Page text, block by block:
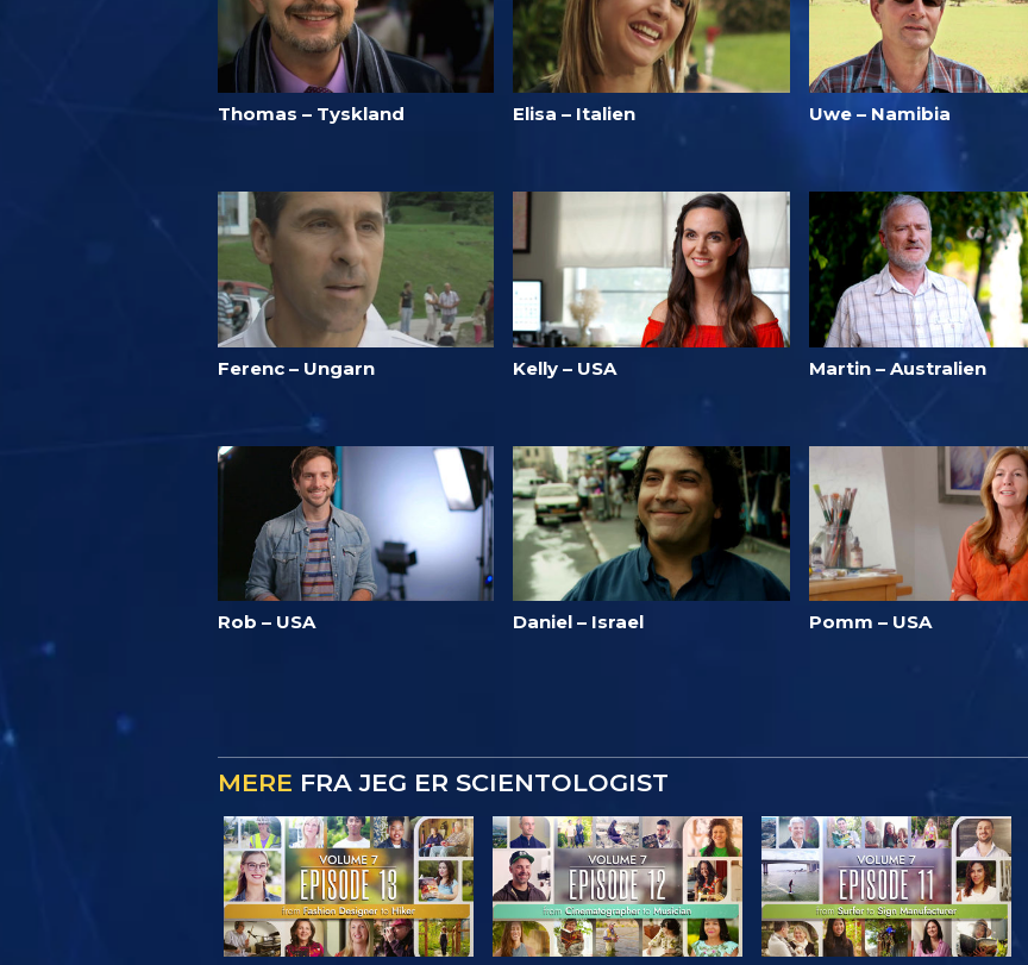
Thomas – Tyskland Elisa – Italien Uwe – Namibia
Ferenc – Ungarn Kelly – USA Martin – Australien
Rob – USA Daniel – Israel Pomm – USA
MERE FRA JEG ER SCIENTOLOGIST